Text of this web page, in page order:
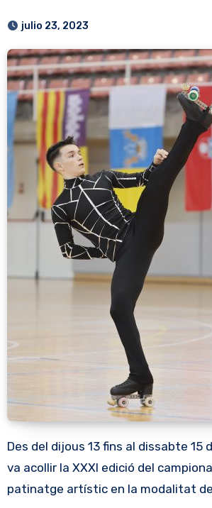
julio 23, 2023
Des del dijous 13 fins al dissabte 15 de juliol, Figueres
va acollir la XXXI edició del
patinatge artístic en la modalitat